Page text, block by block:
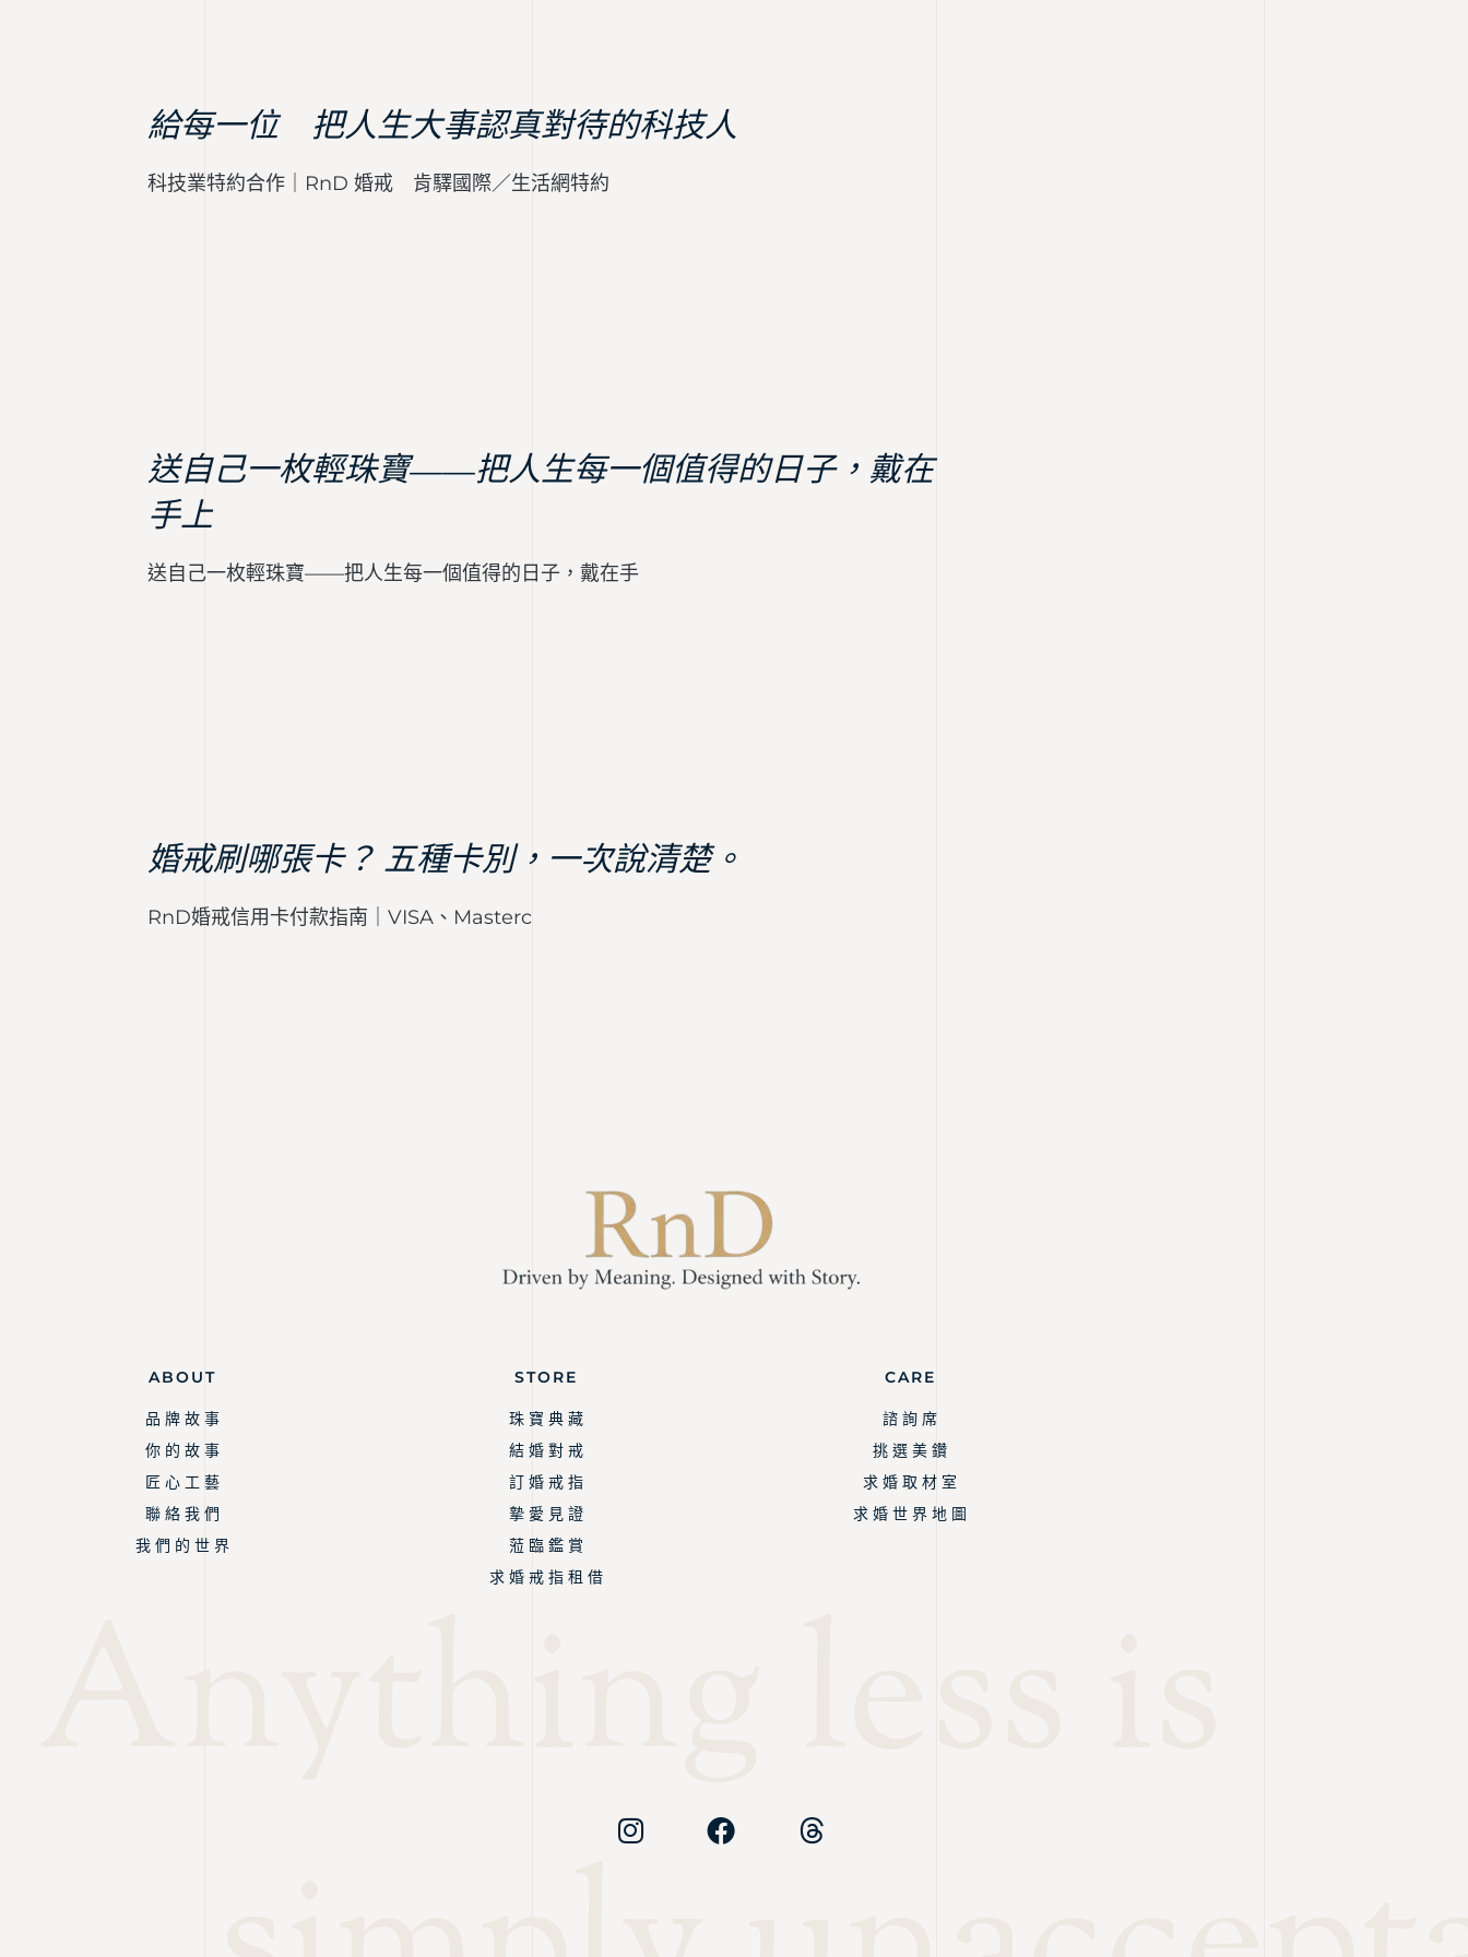
給每一位 把人生大事認真對待的科技人
科技業特約合作｜RnD 婚戒 肯驛國際／生活網特約
送自己一枚輕珠寶——把人生每一個值得的日子，戴在
手上
送自己一枚輕珠寶——把人生每一個值得的日子，戴在手
婚戒刷哪張卡？ 五種卡別，一次說清楚。
RnD婚戒信用卡付款指南｜VISA、Masterc
ABOUT
品 牌 故 事
你 的 故 事
匠 心 工 藝
聯 絡 我 們
我 們 的 世 界
STORE
珠 寶 典 藏
結 婚 對 戒
訂 婚 戒 指
摯 愛 見 證
蒞 臨 鑑 賞
求 婚 戒 指 租 借
CARE
諮 詢 席
挑 選 美 鑽
求 婚 取 材 室
求 婚 世 界 地 圖